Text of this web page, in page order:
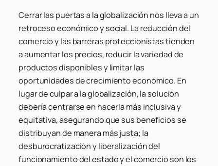
Cerrar las puertas a la globalización nos lleva a un
retroceso económico y social. La reducción del
comercio y las barreras proteccionistas tienden
a aumentar los precios, reducir la variedad de
productos disponibles y limitar las
oportunidades de crecimiento económico. En
lugar de culpar a la globalización, la solución
debería centrarse en hacerla más inclusiva y
equitativa, asegurando que sus beneficios se
distribuyan de manera más justa; la
desburocratización y liberalización del
funcionamiento del estado y el comercio son los